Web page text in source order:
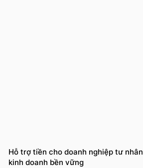
Hỗ trợ tiền cho doanh nghiệp tư nhân
kinh doanh bền vững